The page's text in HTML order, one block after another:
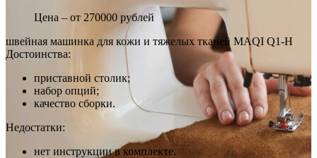
Цена – от 270000 рублей
швейная машинка для кожи и тяжелых тканей MAQI Q1-H
Достоинства:
приставной столик;
набор опций;
качество сборки.
Недостатки:
нет инструкции в комплекте.